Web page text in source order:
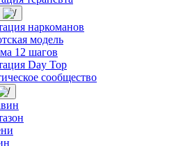
наркоманов
модель
12 шагов
Day Top
сообщество